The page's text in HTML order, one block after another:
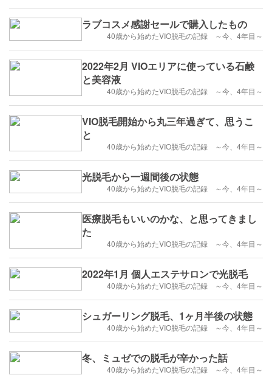
ラブコスメ感謝セールで購入したもの
40歳から始めたVIO脱毛の記録 ～今、4年目～
2022年2月 VIOエリアに使っている石鹸
と美容液
40歳から始めたVIO脱毛の記録 ～今、4年目～
VIO脱毛開始から丸三年過ぎて、思うこ
と
40歳から始めたVIO脱毛の記録 ～今、4年目～
光脱毛から一週間後の状態
40歳から始めたVIO脱毛の記録 ～今、4年目～
医療脱毛もいいのかな、と思ってきまし
た
40歳から始めたVIO脱毛の記録 ～今、4年目～
2022年1月 個人エステサロンで光脱毛
40歳から始めたVIO脱毛の記録 ～今、4年目～
シュガーリング脱毛、1ヶ月半後の状態
40歳から始めたVIO脱毛の記録 ～今、4年目～
冬、ミュゼでの脱毛が辛かった話
40歳から始めたVIO脱毛の記録 ～今、4年目～